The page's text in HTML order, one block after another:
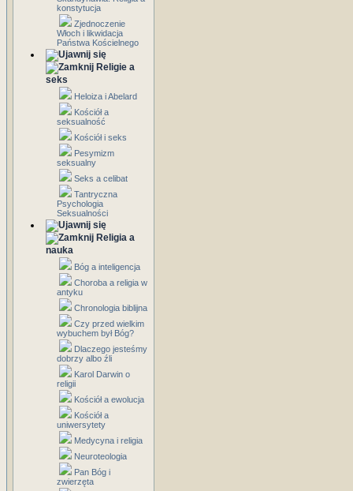
konstytucja
Zjednoczenie
Włoch i likwidacja
Państwa Kościelnego
Religie a
seks
Heloiza i Abelard
Kościół a
seksualność
Kościół i seks
Pesymizm
seksualny
Seks a celibat
Tantryczna
Psychologia
Seksualności
Religia a
nauka
Bóg a inteligencja
Choroba a religia w
antyku
Chronologia biblijna
Czy przed wielkim
wybuchem był Bóg?
Dlaczego jesteśmy
dobrzy albo źli
Karol Darwin o
religii
Kościół a ewolucja
Kościół a
uniwersytety
Medycyna i religia
Neuroteologia
Pan Bóg i
zwierzęta